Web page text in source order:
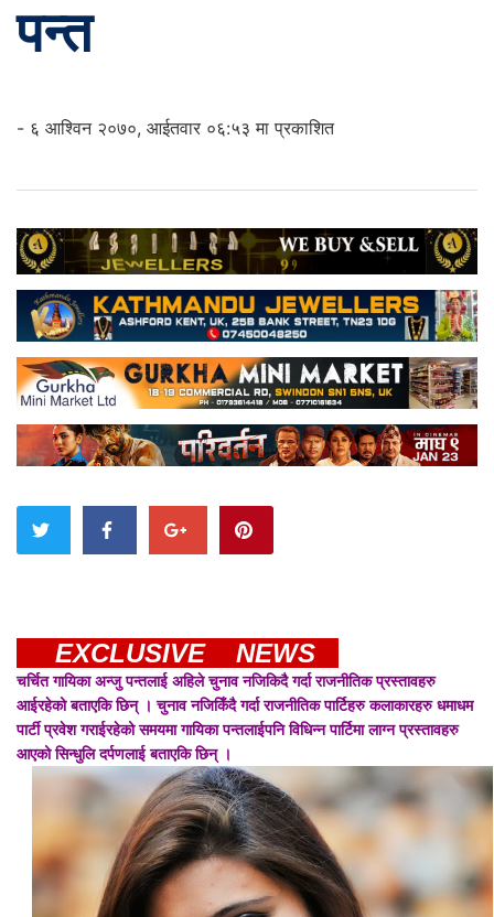
पन्त
- ६ आश्विन २०७०, आईतवार ०६:५३ मा प्रकाशित
EXCLUSIVE NEWS
चर्चित गायिका अन्जु पन्तलाई अहिले चुनाव नजिकिदै गर्दा राजनीतिक प्रस्तावहरु
आईरहेको बताएकि छिन् । चुनाव नजिकिँदै गर्दा राजनीतिक पार्टिहरु कलाकारहरु धमाधम
पार्टी प्रवेश गराईरहेको समयमा गायिका पन्तलाईपनि विधिन्न पार्टिमा लाग्न प्रस्तावहरु
आएको सिन्धुलि दर्पणलाई बताएकि छिन् ।